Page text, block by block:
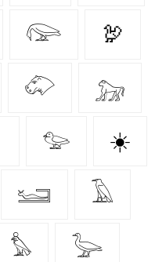
𓅼 🦃
𓄁 𓃷
𓅰 ☀️
𓆒 𓄿
𓅊 𓅬